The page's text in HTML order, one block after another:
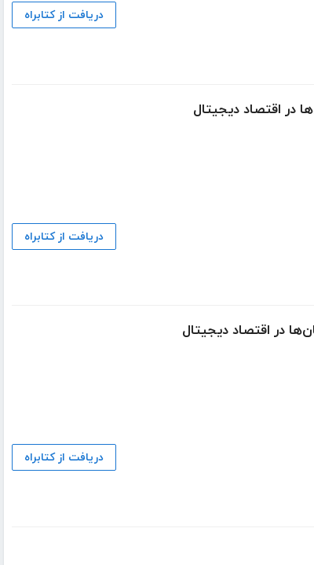
دریافت از کتابراه
در اقتصاد دیجیتال
دریافت از کتابراه
در اقتصاد دیجیتال
دریافت از کتابراه